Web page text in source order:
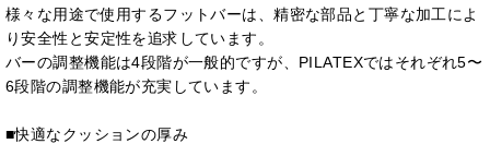
様々な用途で使用するフットバーは、精密な部品と丁寧な加工によ
り安全性と安定性を追求しています。
バーの調整機能は4段階が一般的ですが、PILATEXではそれぞれ5〜
6段階の調整機能が充実しています。
■快適なクッションの厚み